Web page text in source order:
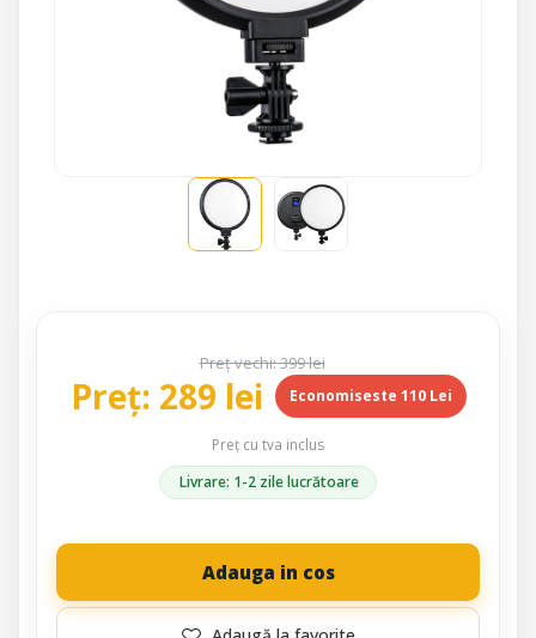
Preț vechi: 399 lei
Preț: 289 lei Economiseste 110 Lei
Preț cu tva inclus
Livrare: 1-2 zile lucrătoare
Adauga in cos